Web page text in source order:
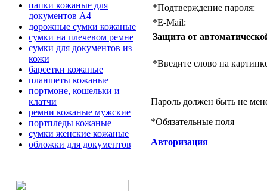
папки кожаные для
документов А4
дорожные сумки кожаные
сумки на плечевом ремне
сумки для документов из
кожи
барсетки кожаные
планшеты кожаные
портмоне, кошельки и
клатчи
ремни кожаные мужские
портпледы кожаные
сумки женские кожаные
обложки для документов
*Подтверждение пароля:
*E-Mail:
Защита от
*Введите слово на
Пароль должен быть не
*Обязательные поля
Авторизация